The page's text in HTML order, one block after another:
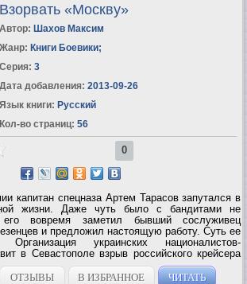
Взорвать «Москву»
Автор: Шахов Максим
Жанр: Книги Боевики;
Серия: 3
Дата добавления: 2013-09-26
Язык книги: Русский
Кол-во страниц: 56
0
капитан спецназа Артем Тарасов запутался в
жизни. Даже чуть было с бандитами не
вовремя заметил бывший сослуживец
и предложил настоящую работу. Суть ее
украинских националистов-
в Севастополе взрыв российского крейсера
поручено предотвратить теракт, а заодно
Однако...
ОТЗЫВЫ В ИЗБРАННОЕ ЧИТАТЬ